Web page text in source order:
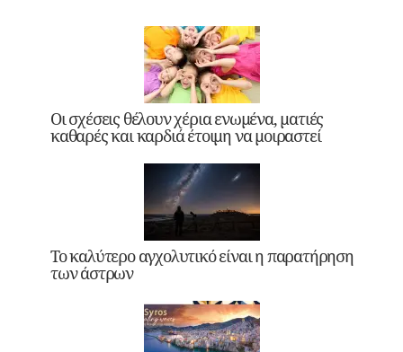
Οι σχέσεις θέλουν χέρια ενωμένα, ματιές
καθαρές και καρδιά έτοιμη να μοιραστεί
Το καλύτερο αγχολυτικό είναι η παρατήρηση
των άστρων